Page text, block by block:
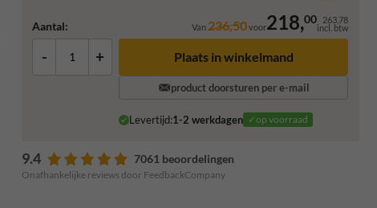
Aantal: Van236,50voor218,00 263,78
incl. btw
- + Plaats in winkelmand
product doorsturen per e-mail
Levertijd:1-2 werkdagen ✓op voorraad
9.4 7061 beoordelingen
Onafhankelijke reviews door FeedbackCompany